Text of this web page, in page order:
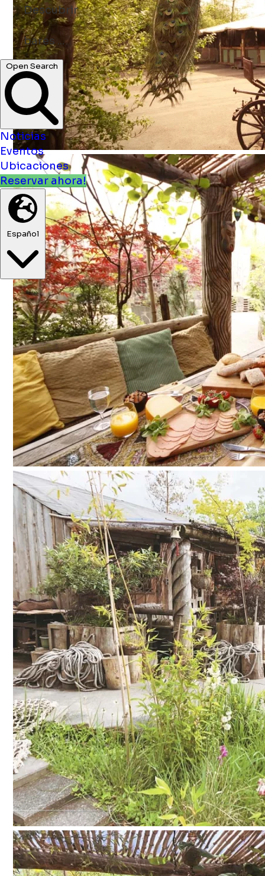
Descubrir
bares ...
Open Search
Noticias
Eventos
Ubicaciones
Reservar ahora!
Español